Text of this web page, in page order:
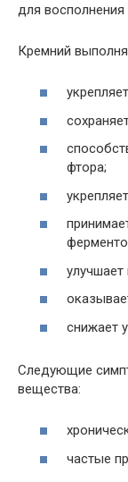
для восполнения
Кремний
фтора;
снижает
Следующие
вещества:
частые